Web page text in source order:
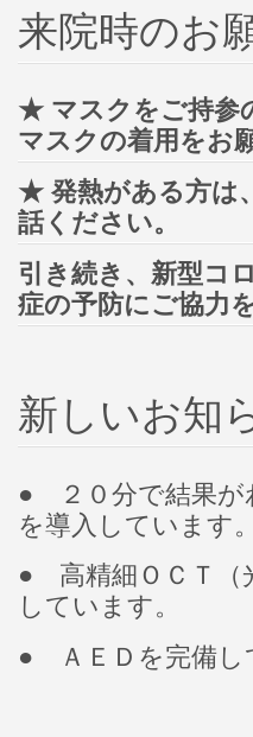
来院時のお
★ マスクをご持参
マスクの着用をお
★ 発熱がある方は
話ください。
引き続き、新型コ
症の予防にご協力
新しいお知
● ２０分で結果が
を導入しています
● 高精細ＯＣＴ（
しています。
● ＡＥＤを完備し